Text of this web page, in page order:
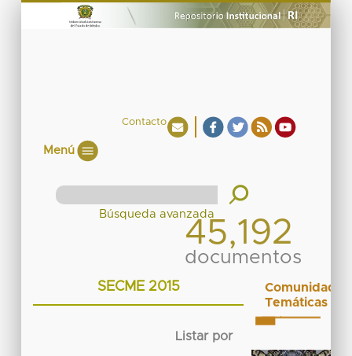
Contacto
Menú
45,192
documentos
SECME 2015
Listar por
Comunidades
Temáticas